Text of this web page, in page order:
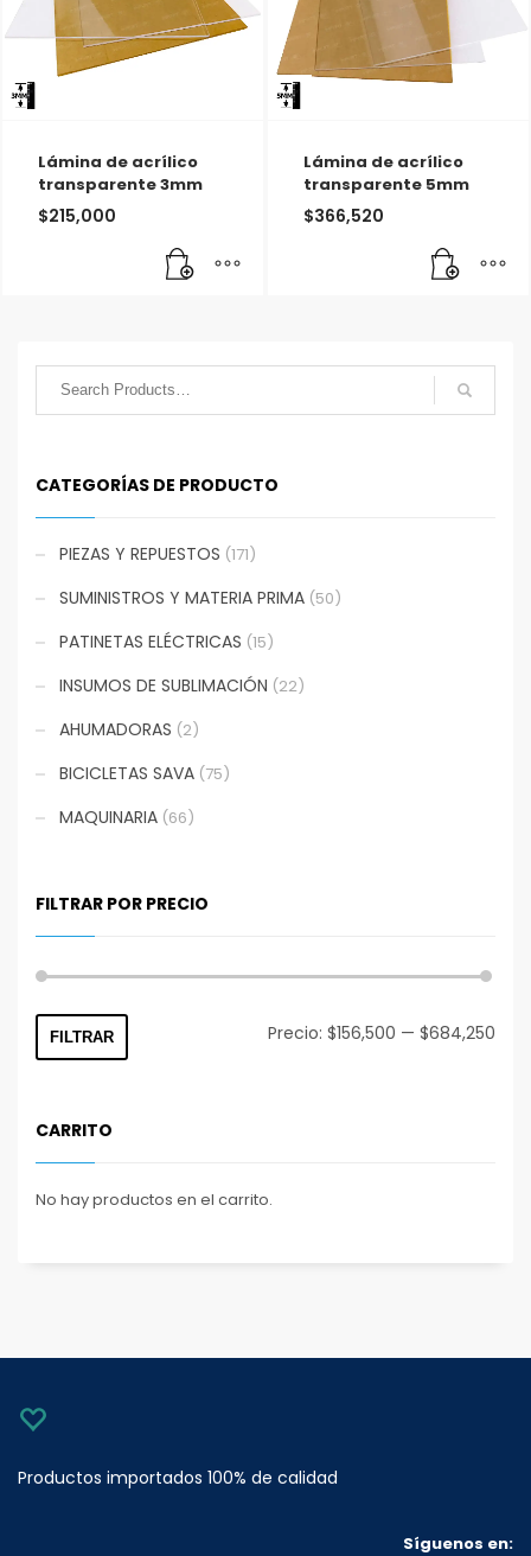
Lámina de acrílico
transparente 3mm
$215,000
Lámina de acrílico
transparente 5mm
$366,520
CATEGORÍAS DE PRODUCTO
PIEZAS Y REPUESTOS (171)
SUMINISTROS Y MATERIA PRIMA (50)
PATINETAS ELÉCTRICAS (15)
INSUMOS DE SUBLIMACIÓN (22)
AHUMADORAS (2)
BICICLETAS SAVA (75)
MAQUINARIA (66)
FILTRAR POR PRECIO
FILTRAR Precio: $156,500 — $684,250
CARRITO
No hay productos en el carrito.
Productos importados 100% de calidad
Síguenos en: